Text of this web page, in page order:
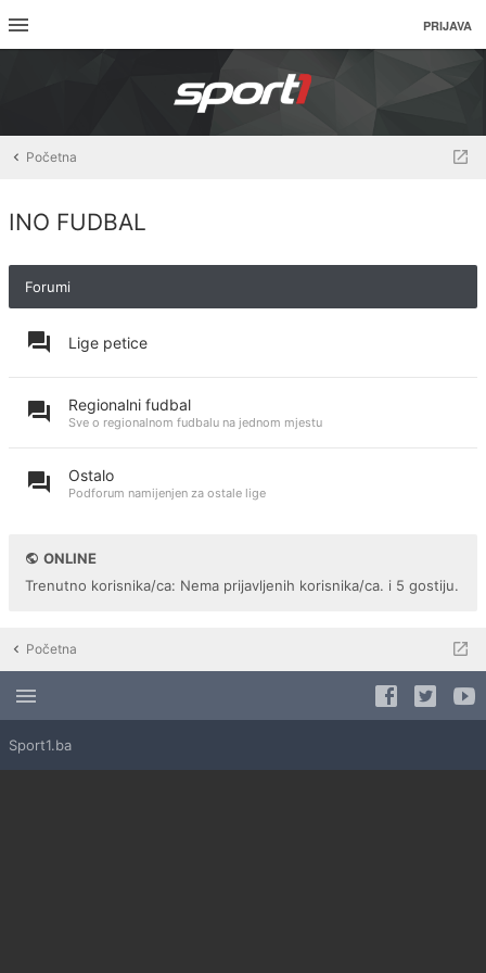
PRIJAVA
Početna
INO FUDBAL
Forumi
Lige petice
Regionalni fudbal
Sve o regionalnom fudbalu na jednom mjestu
Ostalo
Podforum namijenjen za ostale lige
ONLINE
Trenutno korisnika/ca: Nema prijavljenih korisnika/ca. i 5 gostiju.
Početna
Sport1.ba